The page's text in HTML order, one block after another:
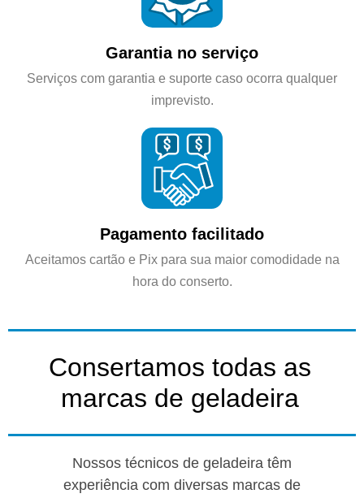
Garantia no serviço
Serviços com garantia e suporte caso ocorra qualquer
imprevisto.
Pagamento facilitado
Aceitamos cartão e Pix para sua maior comodidade na
hora do conserto.
Consertamos todas as
marcas de geladeira
Nossos técnicos de geladeira têm
experiência com diversas marcas de